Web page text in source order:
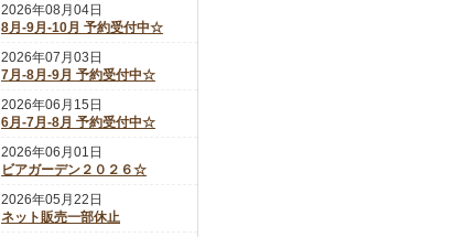
2026年08月04日
8月-9月-10月 予約受付中☆
2026年07月03日
7月-8月-9月 予約受付中☆
2026年06月15日
6月-7月-8月 予約受付中☆
2026年06月01日
ビアガーデン２０２６☆
2026年05月22日
ネット販売一部休止